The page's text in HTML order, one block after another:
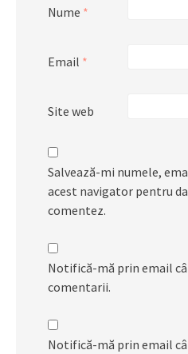
Nume *
Email *
Site web
Salvează-mi numele,
acest navigator pentru
comentez.
Notifică-mă prin email
comentarii.
Notifică-mă prin email